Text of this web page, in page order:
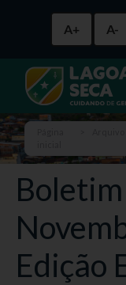
A+ A-
Edição